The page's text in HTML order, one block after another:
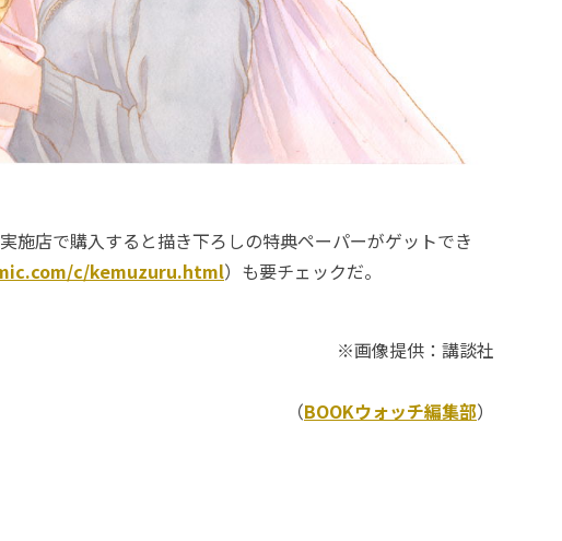
施店で購入すると描き下ろしの特典ペーパーがゲットでき
c/kemuzuru.html）も要チェックだ。
※画像提供：講談社
（BOOKウォッチ編集部）